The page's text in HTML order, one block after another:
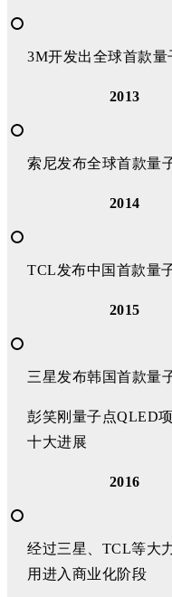
3M开发出全球首款量
2013
索尼发布全球首款量
2014
TCL发布中国首款量
2015
三星发布韩国首款量
彭笑刚量子点QLED
十大进展
2016
经过三星、TCL等大
用进入商业化阶段